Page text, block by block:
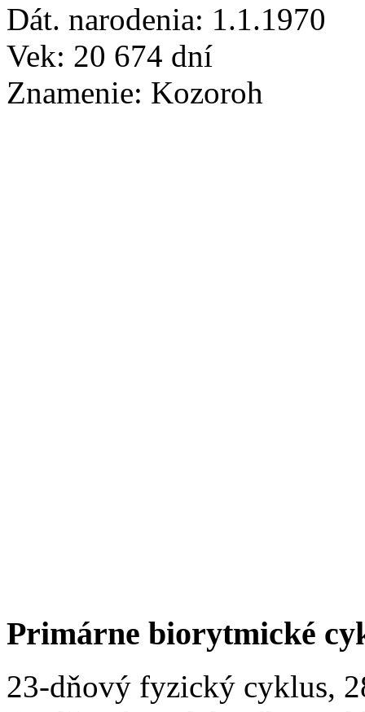
Dát. narodenia: 1.1.1970
Vek: 20 674 dní
Znamenie: Kozoroh
Primárne biorytmické
23-dňový fyzický cyklus,